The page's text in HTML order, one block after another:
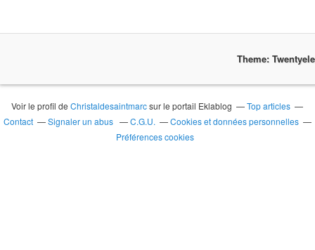
Theme:
Voir le profil deChristaldesaintmarcsur le portail Eklablog
Top articles
Contact
Signaler un abus C.G.U.
Cookies et données personnelles
Préférences cookies